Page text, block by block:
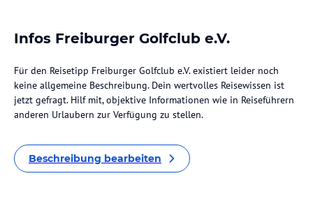
Infos Freiburger Golfclub e.V.
Für den Reisetipp Freiburger Golfclub e.V. existiert leider noch
keine allgemeine Beschreibung. Dein wertvolles Reisewissen ist
jetzt gefragt. Hilf mit, objektive Informationen wie in Reiseführern
anderen Urlaubern zur Verfügung zu stellen.
Beschreibung bearbeiten